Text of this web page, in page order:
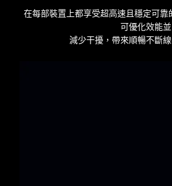
在每部裝置上都享受超高速且穩定可
可優化效能並
減少干擾，帶來順暢不斷